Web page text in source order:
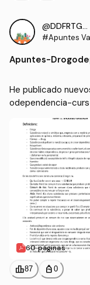
#Apuntes
Apuntes-
He publicado
odependencia-
60 páginas
leaderboard87 personal_bag 0